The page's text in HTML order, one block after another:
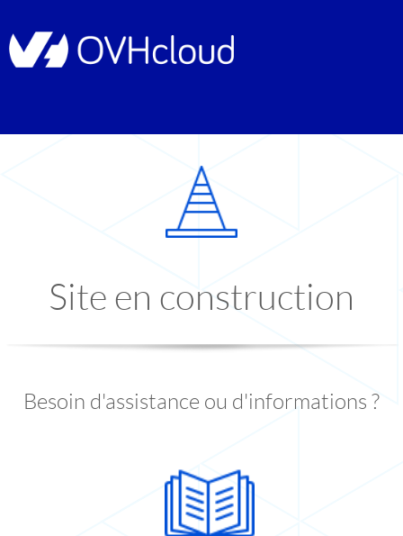
Site en construction
Besoin d'assistance ou d'informations ?